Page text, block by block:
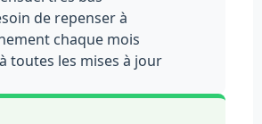
de repenser à
chaque mois
toutes les mises à jour